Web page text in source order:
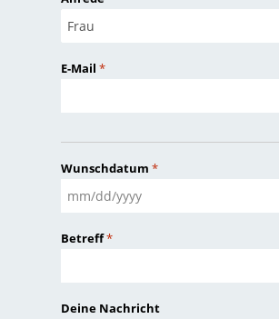
E-Mail *
Wunschdatum *
MM
TT
Betreff*
Deine Nachricht